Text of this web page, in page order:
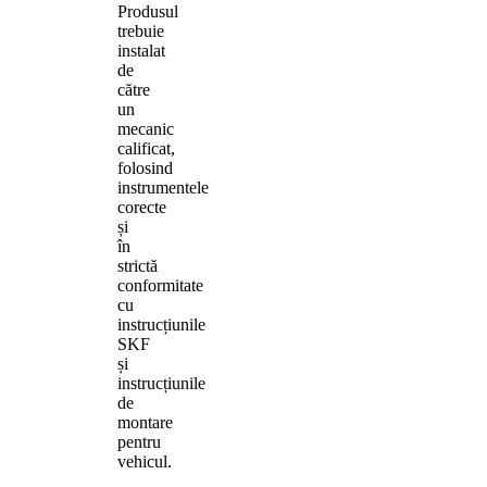
Produsul
trebuie
instalat
de
către
un
mecanic
calificat,
folosind
instrumentele
corecte
și
în
strictă
conformitate
cu
instrucțiunile
SKF
și
instrucțiunile
de
montare
pentru
vehicul.